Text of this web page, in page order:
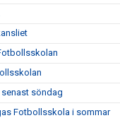
söndag
Fotbollsskola i sommar